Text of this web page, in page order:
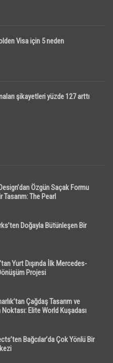
Visa için 5 neden
şikayetleri yüzde 127 arttı
Özgün Saçak Formu
The Pearl
Doğayla Bütünleşen Bir
Yurt Dışında İlk Mercedes-
Projesi
Çağdaş Tasarım ve
Elite World Kuşadası
Bağcılar’da Çok Yönlü Bir